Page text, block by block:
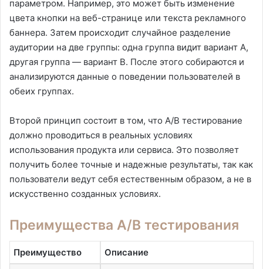
параметром. Например, это может быть изменение
цвета кнопки на веб-странице или текста рекламного
баннера. Затем происходит случайное разделение
аудитории на две группы: одна группа видит вариант A,
другая группа — вариант B. После этого собираются и
анализируются данные о поведении пользователей в
обеих группах.
Второй принцип состоит в том, что A/B тестирование
должно проводиться в реальных условиях
использования продукта или сервиса. Это позволяет
получить более точные и надежные результаты, так как
пользователи ведут себя естественным образом, а не в
искусственно созданных условиях.
Преимущества A/B тестирования
Преимущество Описание